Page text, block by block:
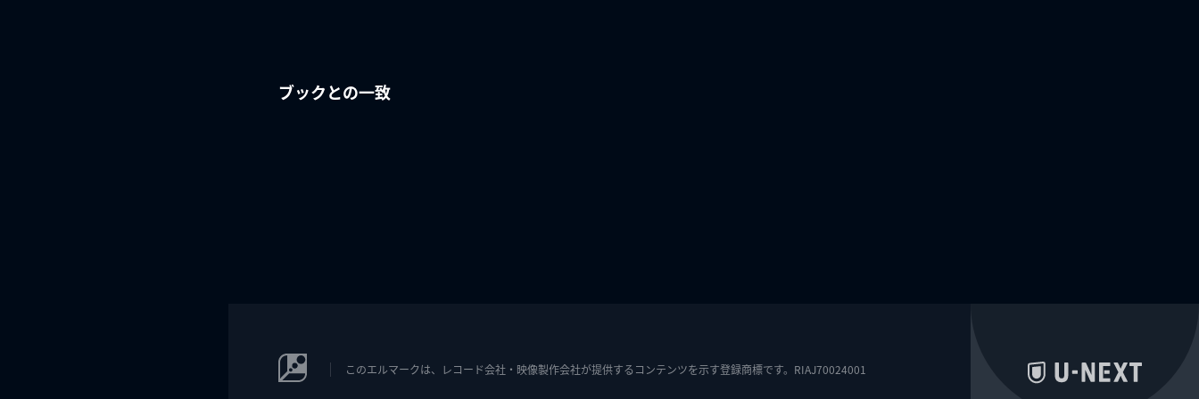
ブックとの一致
このエルマークは、レコード会社・映像製作会社が提供するコンテンツを示す登録商標です。RIAJ70024001